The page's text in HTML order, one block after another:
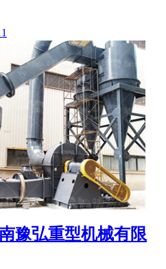
豫弘重型机械有限